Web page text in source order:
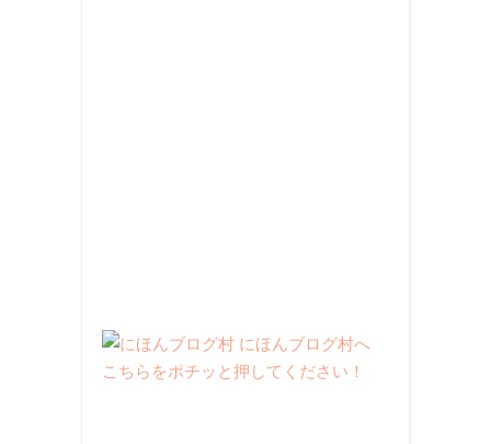
こちらをポチッと押してください！